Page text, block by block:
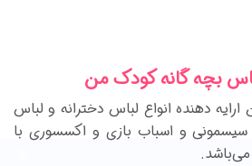
بچه گانه کودک من
دهنده انواع لباس دخترانه و لباس
سیسمونی و اسباب بازی و اکسسوری با